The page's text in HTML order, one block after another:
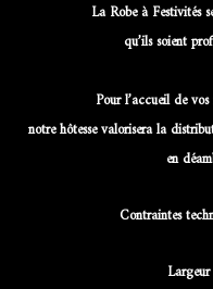
La Robe à Festivités
qu’ils soient
Pour l’accueil de
notre hôtesse valorisera la
en
Contraintes